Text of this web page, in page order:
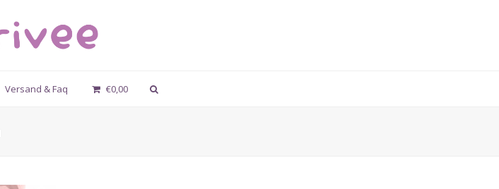
Versand & Faq €0,00